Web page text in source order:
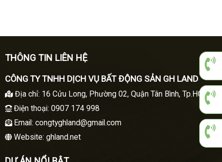
THÔNG TIN LIÊN HỆ
CÔNG TY TNHH DỊCH VỤ BẤT ĐỘNG SẢN GH LAND
Địa chỉ: 16 Cửu Long, Phường 02, Quận Tân Bình, Tp.HCM
Điện thoại: 0907 174 998
Email: congtyghland@gmail.com
Website: ghland.net